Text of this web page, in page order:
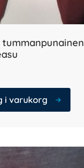
tummanpunainen
i varukorg